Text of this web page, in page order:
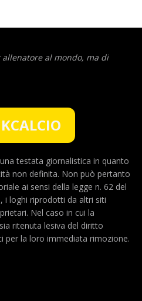
al mondo, ma di
testata giornalistica in quanto
non definita. Non può pertanto
ai sensi della legge n. 62 del
i loghi riprodotti da altri siti
Nel caso in cui la
ritenuta lesiva del diritto
per la loro immediata rimozione.